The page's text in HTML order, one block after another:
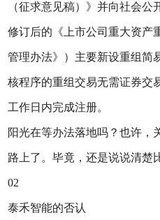
（征求意见稿）》并向社会公
修订后的《上市公司重大资产
管理办法》）主要新设重组简
核程序的重组交易无需证券交
工作日内完成注册。
阳光在等办法落地吗？也许，
路上了。毕竟，还是说说清楚
02
泰禾智能的否认